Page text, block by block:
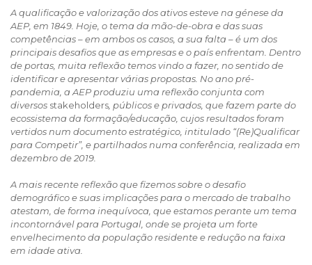
A qualificação e valorização dos ativos esteve na génese da
AEP, em 1849. Hoje, o tema da mão-de-obra e das suas
competências – em ambos os casos, a sua falta – é um dos
principais desafios que as empresas e o país enfrentam. Dentro
de portas, muita reflexão temos vindo a fazer, no sentido de
identificar e apresentar várias propostas. No ano pré-
pandemia, a AEP produziu uma reflexão conjunta com
diversos stakeholders , públicos e privados, que fazem parte do
ecossistema da formação/educação, cujos resultados foram
vertidos num documento estratégico, intitulado “(Re)Qualificar
para Competir”, e partilhados numa conferência, realizada em
dezembro de 2019.
A mais recente reflexão que fizemos sobre o desafio
demográfico e suas implicações para o mercado de trabalho
atestam, de forma inequívoca, que estamos perante um tema
incontornável para Portugal, onde se projeta um forte
envelhecimento da população residente e redução na faixa
em idade ativa.